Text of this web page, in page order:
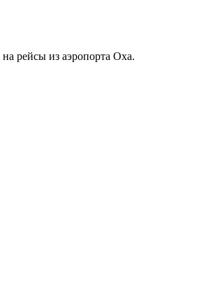
рейсы из аэропорта Оха.